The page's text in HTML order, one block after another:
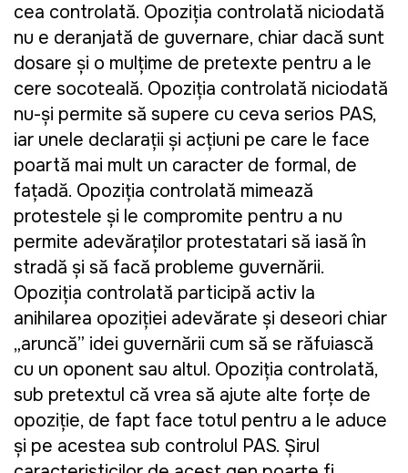
cea controlată. Opoziţia controlată niciodată
nu e deranjată de guvernare, chiar dacă sunt
dosare şi o mulţime de pretexte pentru a le
cere socoteală. Opoziţia controlată niciodată
nu-şi permite să supere cu ceva serios PAS,
iar unele declaraţii şi acţiuni pe care le face
poartă mai mult un caracter de formal, de
faţadă. Opoziţia controlată mimează
protestele şi le compromite pentru a nu
permite adevăraţilor protestatari să iasă în
stradă şi să facă probleme guvernării.
Opoziţia controlată participă activ la
anihilarea opoziţiei adevărate şi deseori chiar
„aruncă” idei guvernării cum să se răfuiască
cu un oponent sau altul. Opoziţia controlată,
sub pretextul că vrea să ajute alte forţe de
opoziţie, de fapt face totul pentru a le aduce
şi pe acestea sub controlul PAS. Şirul